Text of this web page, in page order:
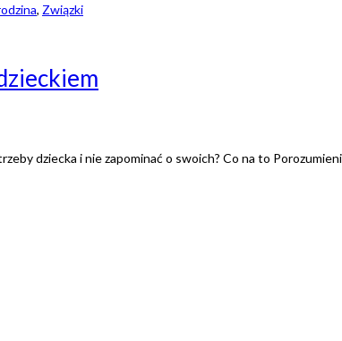
, Związki
dziecka i nie zapominać o swoich? Co na to